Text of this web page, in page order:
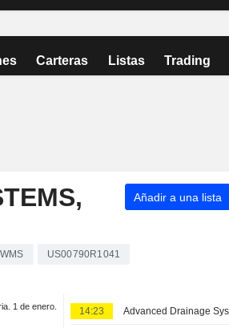
Carteras Listas Trading
Añadir a una lista
WMS US00790R1041
1 de enero. 14:23